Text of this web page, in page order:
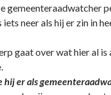
gemeenteraadwatcher
iets neer als hij er zin in
gaat over wat hier al is
hij er als